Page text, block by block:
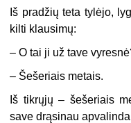
Iš pradžių teta tylėjo,
kilti klausimų:
– O tai ji už tave
– Šešeriais metais.
Iš tikrųjų – šešeriais
save drąsinau